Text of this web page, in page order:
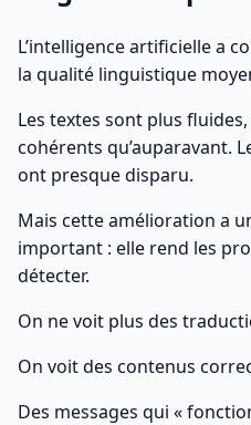
L’intelligence artificielle a
la qualité linguistique
Les textes sont plus
cohérents qu’auparavant.
ont presque disparu.
Mais cette amélioration a
important : elle rend les
détecter.
On ne voit plus des
On voit des contenus
Des messages qui «